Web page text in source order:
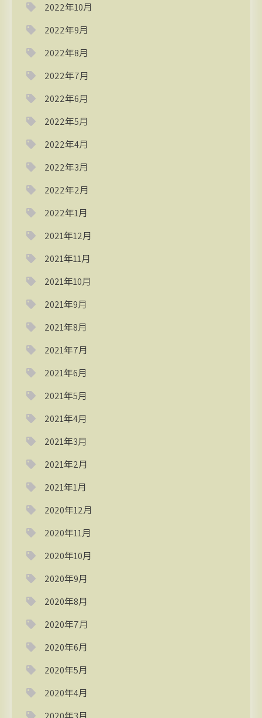
2022年10月
2022年9月
2022年8月
2022年7月
2022年6月
2022年5月
2022年4月
2022年3月
2022年2月
2022年1月
2021年12月
2021年11月
2021年10月
2021年9月
2021年8月
2021年7月
2021年6月
2021年5月
2021年4月
2021年3月
2021年2月
2021年1月
2020年12月
2020年11月
2020年10月
2020年9月
2020年8月
2020年7月
2020年6月
2020年5月
2020年4月